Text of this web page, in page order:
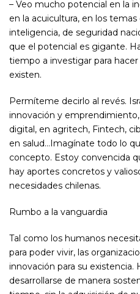
– Veo mucho potencial en la
en la acuicultura, en los
inteligencia, de seguridad
que el potencial es gigante.
tiempo a investigar para
existen.
Permíteme decirlo al revés.
innovación y
digital, en agritech, Fintech,
en salud…Imagínate todo lo
concepto. Estoy convencida
hay aportes concretos y
necesidades chilenas.
Rumbo a la vanguardia
Tal como los humanos
para poder vivir, las
innovación para su existencia.
desarrollarse de manera